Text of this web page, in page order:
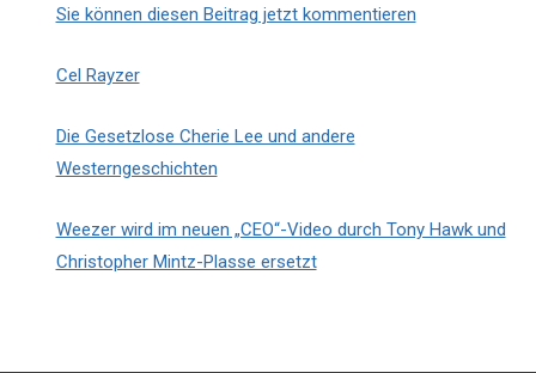
Sie können diesen Beitrag jetzt kommentieren
Cel Rayzer
Die Gesetzlose Cherie Lee und andere
Westerngeschichten
Weezer wird im neuen „CEO“-Video durch Tony Hawk und
Christopher Mintz-Plasse ersetzt